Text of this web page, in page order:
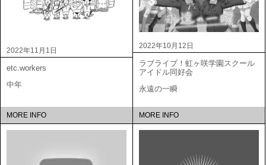
2022年11月1日
etc.workers
中年
MORE INFO
2022年10月12日
ラブライブ！虹ヶ咲学園スクール
アイドル同好会
永遠の一瞬
MORE INFO